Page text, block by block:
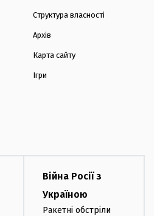
Структура власності
Архів
Карта сайту
Ігри
Війна Росії з
Україною
Ракетні обстріли